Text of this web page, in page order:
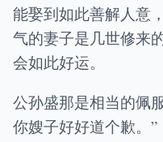
能娶到如此善解人意
气的妻子是几世修来
会如此好运。
公孙盛那是相当的佩
你嫂子好好道个歉。”